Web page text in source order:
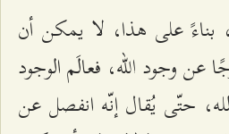
، بناءً على هذا، لا يمكن أن
عن وجود الله، فعالَم الوجود
حتّى يُقال إنّه انفصل عن